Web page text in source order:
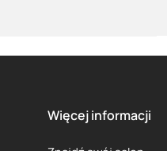
Więcej informacji